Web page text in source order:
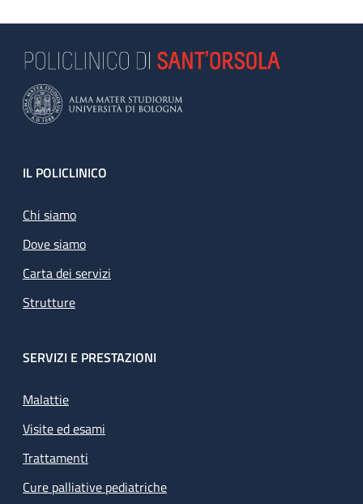
Footer
IL POLICLINICO
Chi siamo
Dove siamo
Carta dei servizi
Strutture
SERVIZI E PRESTAZIONI
Malattie
Visite ed esami
Trattamenti
Cure palliative pediatriche